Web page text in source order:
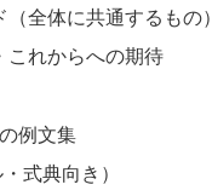
全体に共通するもの）
れからへの期待
例文集
式典向き）